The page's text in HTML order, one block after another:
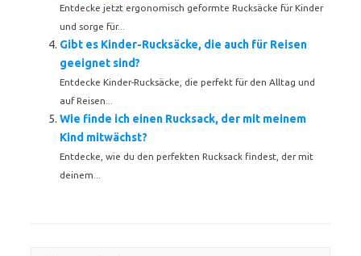
Entdecke jetzt ergonomisch geformte Rucksäcke für Kinder
und sorge für...
Gibt es Kinder-Rucksäcke, die auch für Reisen
geeignet sind?
Entdecke Kinder-Rucksäcke, die perfekt für den Alltag und
auf Reisen...
Wie finde ich einen Rucksack, der mit meinem
Kind mitwächst?
Entdecke, wie du den perfekten Rucksack findest, der mit
deinem...